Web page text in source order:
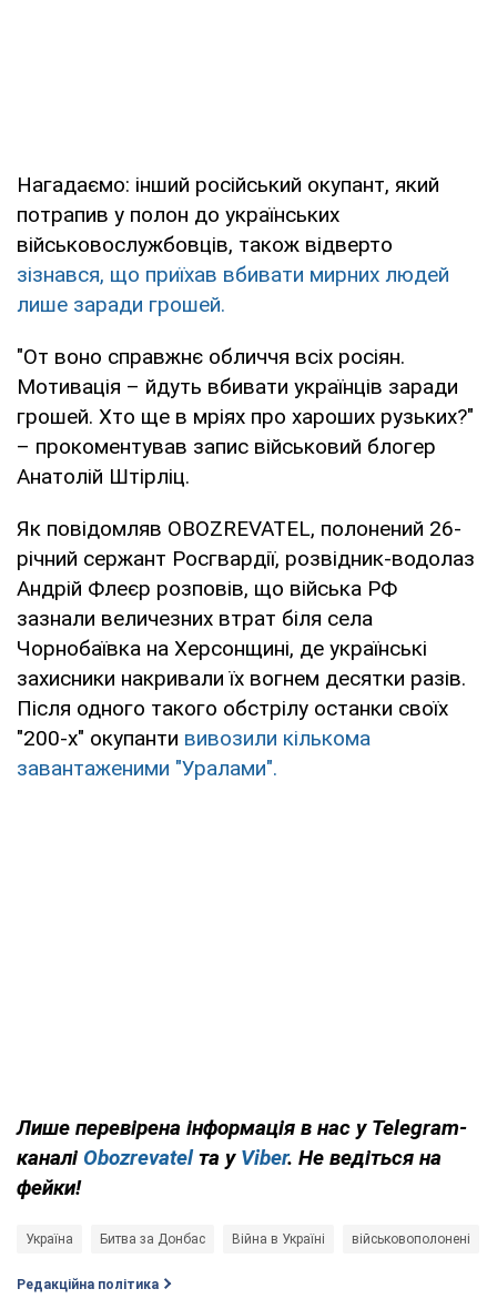
Нагадаємо: інший російський окупант, який
потрапив у полон до українських
військовослужбовців, також відверто
зізнався, що приїхав вбивати мирних людей
лише заради грошей.
"От воно справжнє обличчя всіх росіян.
Мотивація – йдуть вбивати українців заради
грошей. Хто ще в мріях про хароших рузьких?"
– прокоментував запис військовий блогер
Анатолій Штірліц.
Як повідомляв OBOZREVATEL, полонений 26-
річний сержант Росгвардії, розвідник-водолаз
Андрій Флеєр розповів, що війська РФ
зазнали величезних втрат біля села
Чорнобаївка на Херсонщині, де українські
захисники накривали їх вогнем десятки разів.
Після одного такого обстрілу останки своїх
"200-х" окупанти вивозили кількома
завантаженими "Уралами".
Лише перевірена інформація в нас у Telegram-
каналі Obozrevatelта у Viber. Не ведіться на
фейки!
Україна Битва за Донбас Війна в Україні військовополонені
Редакційна політика